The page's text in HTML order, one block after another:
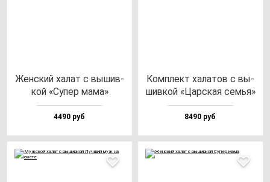
Жен­ский ха­лат с вы­шив­
кой «Супер ма­ма»
4490 руб
Ком­плект ха­ла­тов с вы­
шив­кой «Цар­ская семья»
8490 руб